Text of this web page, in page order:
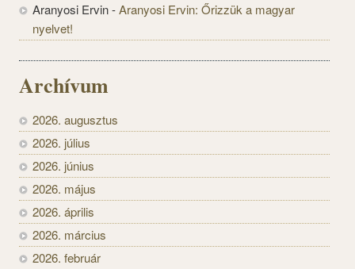
Aranyosi Ervin-Aranyosi Ervin: Őrizzük a magyar
nyelvet!
Archívum
2026. augusztus
2026. július
2026. június
2026. május
2026. április
2026. március
2026. február